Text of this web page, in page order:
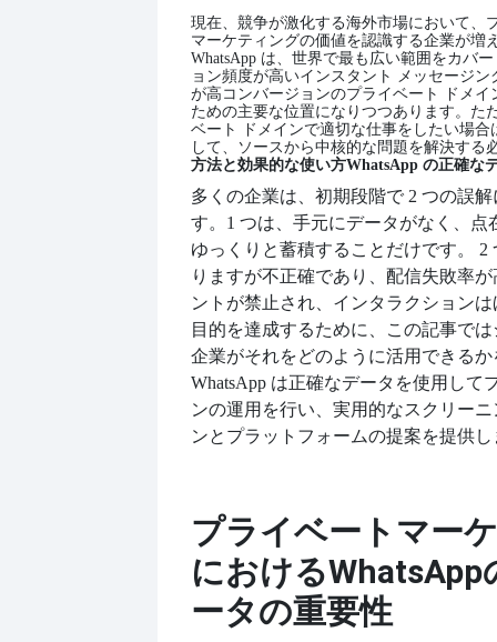
現在、競争が激化する海外市場において、
マーケティングの価値を認識する企業が増
WhatsApp は、世界で最も広い範囲をカバ
ョン頻度が高いインスタント メッセージ
が高コンバージョンのプライベート ドメイ
ための主要な位置になりつつあります。た
ベート ドメインで適切な仕事をしたい場合
して、ソースから中核的な問題を解決する
方法と効果的な使い方WhatsApp の正確な
多くの企業は、初期段階で 2 つの誤
す。1 つは、手元にデータがなく、点
ゆっくりと蓄積することだけです。 2
りますが不正確であり、配信失敗率
ントが禁止され、インタラクション
目的を達成するために、この記事で
企業がそれをどのように活用できる
WhatsApp は正確なデータを使用して
ンの運用を行い、実用的なスクリー
ンとプラットフォームの提案を提供し
プライベートマー
におけるWhatsApp
ータの重要性